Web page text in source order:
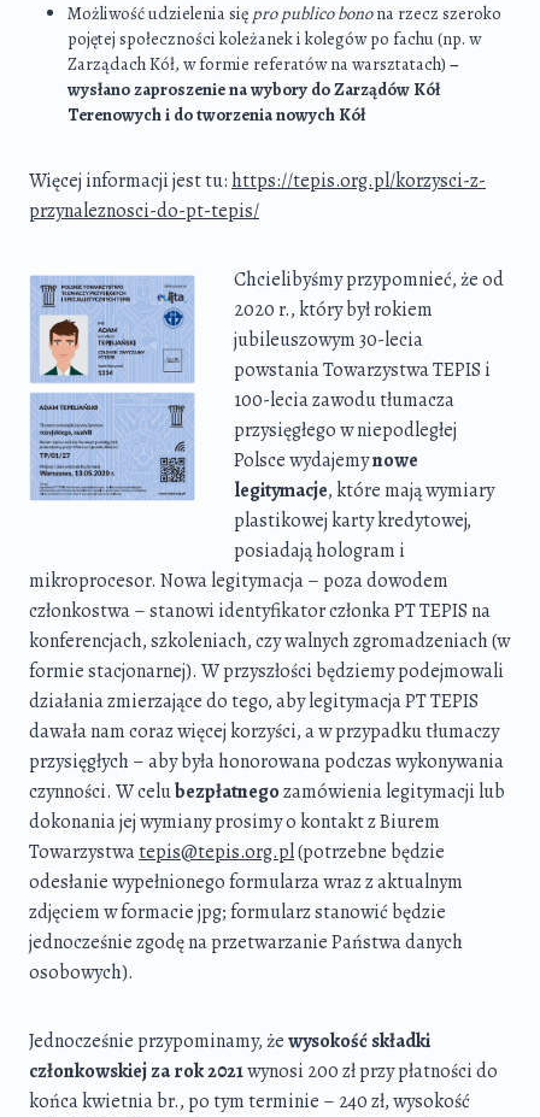
Możliwość udzielenia się pro publico bonona rzecz szeroko
pojętej społeczności koleżanek i kolegów po fachu (np. w
Zarządach Kół, w formie referatów na warsztatach) –
wysłano zaproszenie na wybory do Zarządów Kół
Terenowych i do tworzenia nowych Kół
Więcej informacji jest tu: https://tepis.org.pl/korzysci-z-
przynaleznosci-do-pt-tepis/
Chcielibyśmy przypomnieć, że od
2020 r., który był rokiem
jubileuszowym 30-lecia
powstania Towarzystwa TEPIS i
100-lecia zawodu tłumacza
przysięgłego w niepodległej
Polsce wydajemynowe
legitymacje, które mają wymiary
plastikowej karty kredytowej,
posiadają hologram i
mikroprocesor. Nowa legitymacja – poza dowodem
członkostwa – stanowi identyfikator członka PT TEPIS na
konferencjach, szkoleniach, czy walnych zgromadzeniach (w
formie stacjonarnej). W przyszłości będziemy podejmowali
działania zmierzające do tego, aby legitymacja PT TEPIS
dawała nam coraz więcej korzyści, a w przypadku tłumaczy
przysięgłych – aby była honorowana podczas wykonywania
czynności. W celubezpłatnegozamówienia legitymacji lub
dokonania jej wymiany prosimy o kontakt z Biurem
Towarzystwatepis@tepis.org.pl(potrzebne będzie
odesłanie wypełnionego formularza wraz z aktualnym
zdjęciem w formacie jpg; formularz stanowić będzie
jednocześnie zgodę na przetwarzanie Państwa danych
osobowych).
Jednocześnie przypominamy, żewysokość składki
członkowskiej za rok 2021wynosi 200 zł przy płatności do
końca kwietnia br., po tym terminie – 240 zł, wysokość